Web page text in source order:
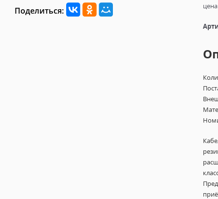
Поделиться: